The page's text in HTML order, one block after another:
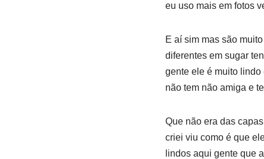
eu uso mais em fotos
E aí sim mas são
diferentes em sugar
gente ele é muito
não tem não amiga e
Que não era das
criei viu como é que
lindos aqui gente que